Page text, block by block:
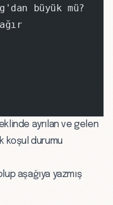
büyük mü?
ayrılan ve gelen
koşul durumu
aşağıya yazmış